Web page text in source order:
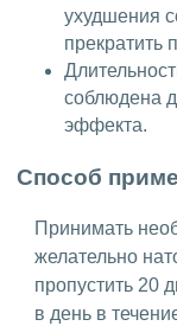
ухудшения
прекратить
соблюдена
эффекта.
Способ
Принимать
желательно
пропустить 20
в день в